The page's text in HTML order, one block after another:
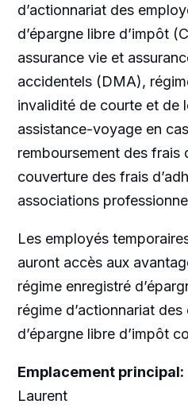
d’actionnariat des
d’épargne libre d’impôt
assurance vie et
accidentels (DMA),
invalidité de courte et de
assistance-voyage en
remboursement des frais
couverture des frais
associations
Les employés
auront accès aux
régime enregistré
régime d’actionnariat
d’épargne libre d’impôt
Emplacement principal:
Laurent